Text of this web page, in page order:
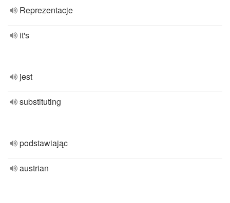
Reprezentacje
it's
jest
substituting
podstawiając
austrian